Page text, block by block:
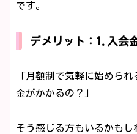
です。
デメリット：1.入会
「月額制で気軽に始めら
金がかかるの？」
そう感じる方もいるかもし